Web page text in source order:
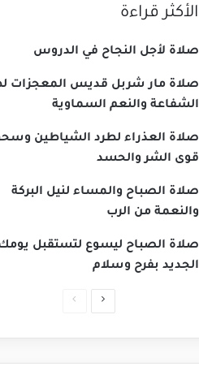
الأكثر قراءة
صلاة لأجل النجاح في الدروس
صلاة مار شربل قديس المعجزات
الشفاعة والنعم السماوية
صلاة العذراء لطرد الشياطين
قوى الشر والحسد
صلاة الصباح والمساء لنيل البركة
والنعمة من الرب
صلاة الصباح ليسوع لتستقبل
الجديد بفرح وسلام
الصفحةالصفحة